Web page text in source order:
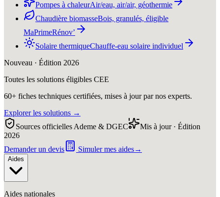
Pompes à chaleurAir/eau, air/air, géothermie
Chaudière biomasseBois, granulés, éligible
MaPrimeRénov’
Solaire thermiqueChauffe-eau solaire individuel
Nouveau · Édition 2026
Toutes les solutions éligibles CEE
60+ fiches techniques certifiées, mises à jour par nos experts.
Explorer les solutions →
Sources officielles Ademe & DGEC
Mis à jour · Édition
2026
Demander un devis
Simuler mes aides→
Aides
Aides nationales